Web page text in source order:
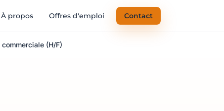
À propos Offres d'emploi Contact
(H/F)